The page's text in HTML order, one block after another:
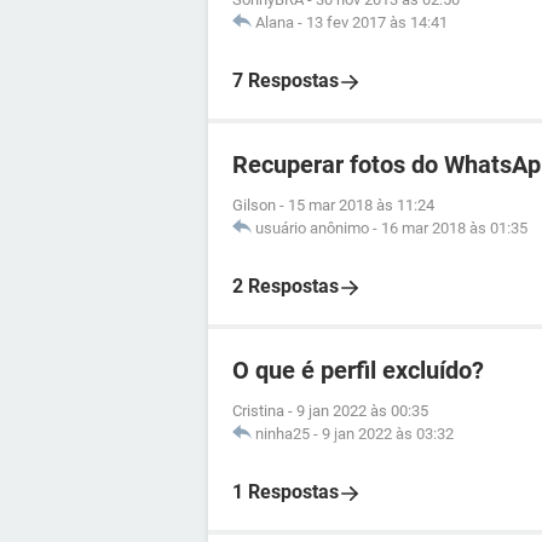
Alana - 13 fev 2017 às 14:41
7 Respostas
Recuperar fotos do
Gilson - 15 mar 2018 às 11:24
usuário anônimo - 16 mar 2018 às 01:35
2 Respostas
O que é perfil excluído?
Cristina - 9 jan 2022 às 00:35
ninha25 - 9 jan 2022 às 03:32
1 Respostas